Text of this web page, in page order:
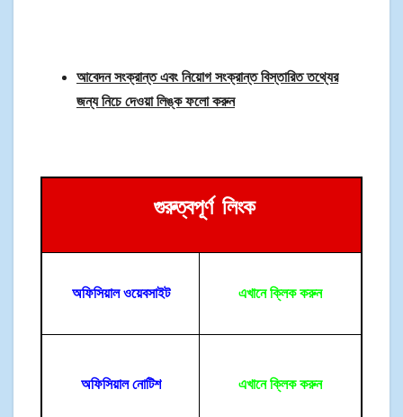
আবেদন সংক্রান্ত এবং নিয়োগ সংক্রান্ত বিস্তারিত তথ্যের
জন্য নিচে দেওয়া লিঙ্ক ফলো করুন
গুরুত্বপূর্ণ লিংক
অফিসিয়াল ওয়েবসাইট এখানে ক্লিক করুন
অফিসিয়াল নোটিশ এখানে ক্লিক করুন